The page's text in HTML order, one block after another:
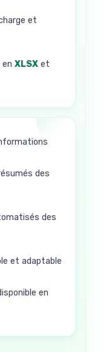
et
XLSXet
des
des
et adaptable
en